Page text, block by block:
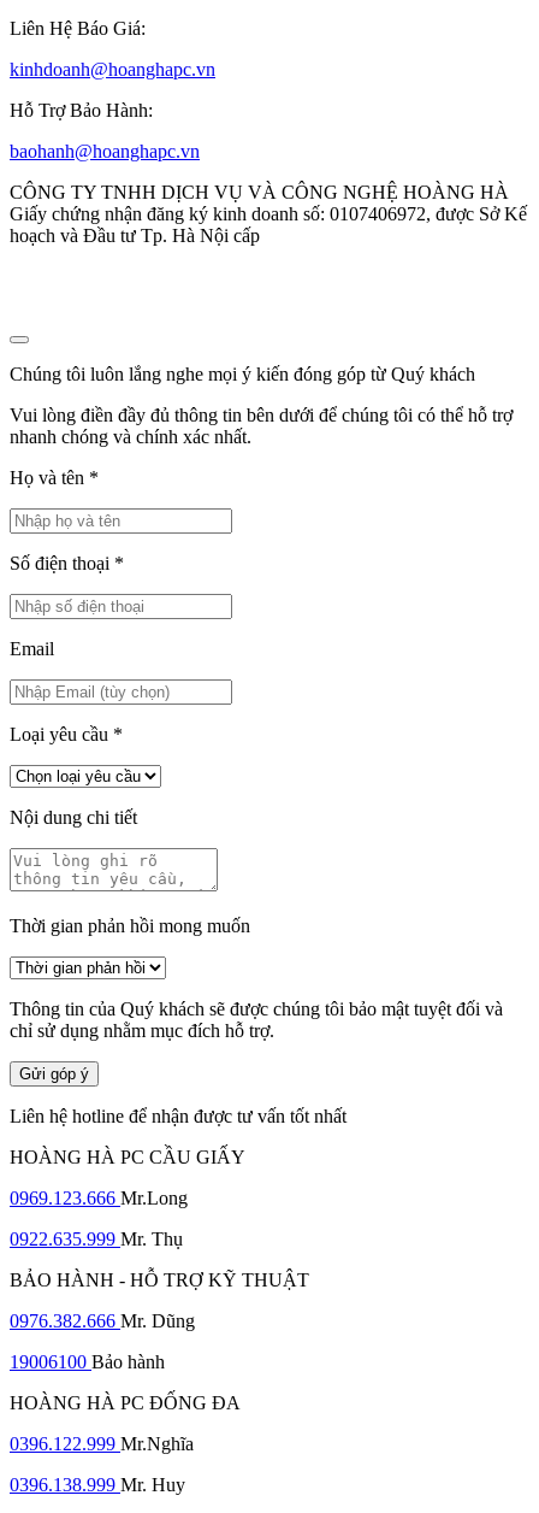
Liên Hệ Báo Giá:
kinhdoanh@hoanghapc.vn
Hỗ Trợ Bảo Hành:
baohanh@hoanghapc.vn
CÔNG TY TNHH DỊCH VỤ VÀ CÔNG NGHỆ HOÀNG HÀ
Giấy chứng nhận đăng ký kinh doanh số: 0107406972, được Sở Kế
hoạch và Đầu tư Tp. Hà Nội cấp
Chúng tôi luôn lắng nghe mọi ý kiến đóng góp từ Quý khách
Vui lòng điền đầy đủ thông tin bên dưới để chúng tôi có thể hỗ trợ
nhanh chóng và chính xác nhất.
Họ và tên *
Số điện thoại *
Email
Loại yêu cầu *
Nội dung chi tiết
Thời gian phản hồi mong muốn
Thông tin của Quý khách sẽ được chúng tôi bảo mật tuyệt đối và
chỉ sử dụng nhằm mục đích hỗ trợ.
Gửi góp ý
Liên hệ hotline để nhận được tư vấn tốt nhất
HOÀNG HÀ PC CẦU GIẤY
0969.123.666 Mr.Long
0922.635.999 Mr. Thụ
BẢO HÀNH - HỖ TRỢ KỸ THUẬT
0976.382.666 Mr. Dũng
19006100 Bảo hành
HOÀNG HÀ PC ĐỐNG ĐA
0396.122.999 Mr.Nghĩa
0396.138.999 Mr. Huy